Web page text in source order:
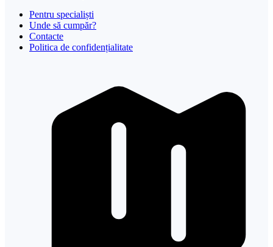
Pentru specialiști
Unde să cumpăr?
Contacte
Politica de confidențialitate